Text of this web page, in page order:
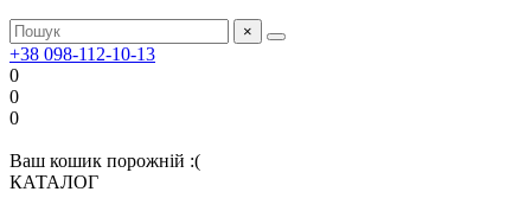
×
+38 098-112-10-13
0
0
0
Ваш кошик порожній :(
КАТАЛОГ